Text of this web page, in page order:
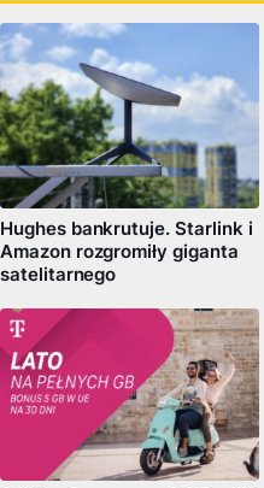
Hughes bankrutuje. Starlink i
Amazon rozgromiły giganta
satelitarnego